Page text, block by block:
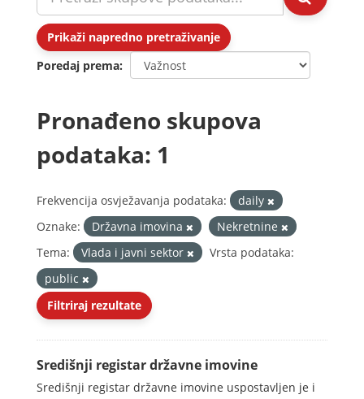
Prikaži napredno pretraživanje
Poredaj prema
Pronađeno skupova
podataka: 1
Frekvencija osvježavanja podataka:
daily
Oznake:
Državna imovina
Nekretnine
Tema:
Vlada i javni sektor
Vrsta podataka:
public
Filtriraj rezultate
Središnji registar državne imovine
Središnji registar državne imovine uspostavljen je i